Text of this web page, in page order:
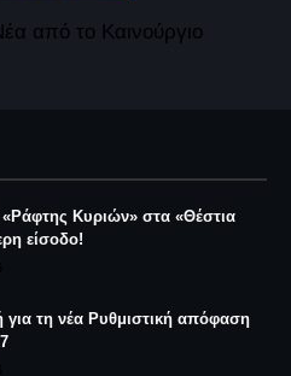
από το Καινούργιο
Κυριών» στα «Θέστια
είσοδο!
για τη νέα Ρυθμιστική απόφαση